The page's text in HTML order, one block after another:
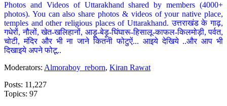
Photos and Videos of Uttarakhand shared by members (4000+
photos). You can also share photos & videos of your native place,
temples and other religious places of Uttarakhand. उत्तराखंड के गाढ़,
गधेरों, नौलों, खेत-खलिहानों, आड़ू-बेड़ू-घिंघारू-हिसालू-काफल-किलमोड़ी, पर्वत,
चोटी, मंदिर और भी ना जाने कितनी फोटुऐं... आइये देखिये ..और आप भी
दिखाइये अपने फोटू..
Moderators: Almoraboy_reborn, Kiran Rawat
Posts: 11,227
Topics: 97